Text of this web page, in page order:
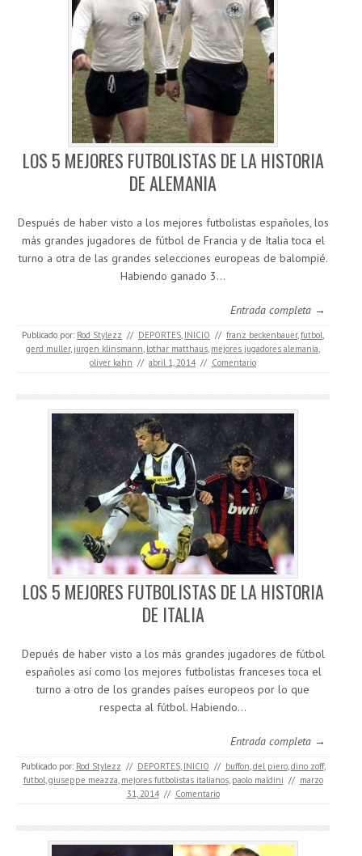
LOS 5 MEJORES FUTBOLISTAS DE LA HISTORIA
DE ALEMANIA
Después de haber visto a los mejores futbolistas españoles, los
más grandes jugadores de fútbol de Francia y de Italia toca el
turno a otra de las grandes selecciones europeas de balompié.
Habiendo ganado 3…
Entrada completa →
Publicado por: Rod Stylezz // DEPORTES, INICIO // franz beckenbauer,futbol,
gerd muller, jurgen klinsmann, lothar matthaus, mejores jugadores alemania,
oliver kahn // abril 1, 2014 // Comentario
LOS 5 MEJORES FUTBOLISTAS DE LA HISTORIA
DE ITALIA
Depués de haber visto a los más grandes jugadores de fútbol
españoles así como los mejores futbolistas franceses toca el
turno a otro de los grandes países europeos por lo que
respecta al fútbol. Habiendo…
Entrada completa →
Publicado por: Rod Stylezz // DEPORTES, INICIO // buffon,del piero,dino zoff,
futbol,giuseppe meazza, mejores futbolistas italianos, paolo maldini // marzo
31, 2014 // Comentario